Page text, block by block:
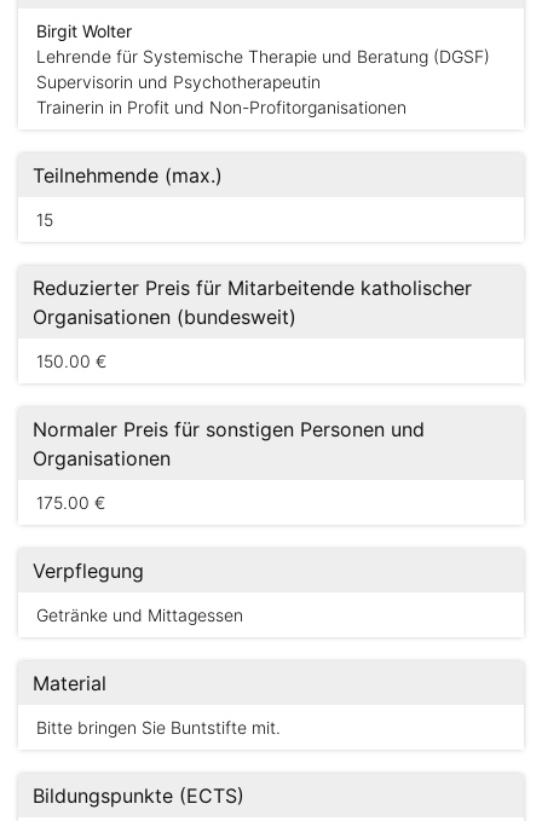
Birgit Wolter
Lehrende für Systemische Therapie und Beratung (DGSF)
Supervisorin und Psychotherapeutin
Trainerin in Profit und Non-Profitorganisationen
Teilnehmende (max.)
15
Reduzierter Preis für Mitarbeitende katholischer
Organisationen (bundesweit)
150.00 €
Normaler Preis für sonstigen Personen und
Organisationen
175.00 €
Verpflegung
Getränke und Mittagessen
Material
Bitte bringen Sie Buntstifte mit.
Bildungspunkte (ECTS)